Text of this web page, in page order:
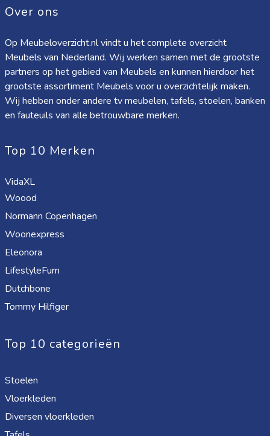
Over ons
Op Meubeloverzicht.nl vindt u het complete overzicht
Meubels van Nederland. Wij werken samen met de grootste
partners op het gebied van Meubels en kunnen hierdoor het
grootste assortiment Meubels voor u overzichtelijk maken.
Wij hebben onder andere tv meubelen, tafels, stoelen, banken
en fauteuils van alle betrouwbare merken.
Top 10 Merken
VidaXL
Woood
Normann Copenhagen
Woonexpress
Eleonora
LifestyleFurn
Dutchbone
Tommy Hilfiger
Top 10 categorieën
Stoelen
Vloerkleden
Diversen vloerkleden